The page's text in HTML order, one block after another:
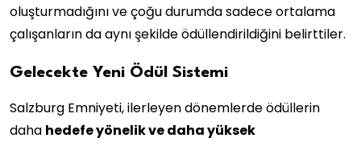
oluşturmadığını ve çoğu durumda sadece ortalama
çalışanların da aynı şekilde ödüllendirildiğini belirttiler.
Gelecekte Yeni Ödül Sistemi
Salzburg Emniyeti, ilerleyen dönemlerde ödüllerin
daha hedefe yönelik ve daha yüksek